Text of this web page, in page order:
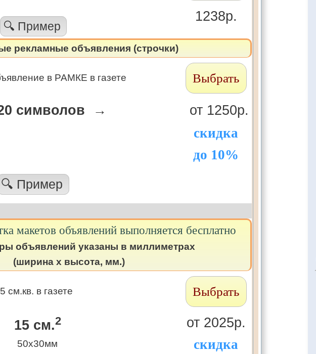
🔍 Пример
1238р.
рекламные объявления (строчки)
в РАМКЕ в газете Выбрать
символов →
от 1250р.
скидка
до 10%
🔍 Пример
макетов объявлений выполняется бесплатно
объявлений указаны в миллиметрах
(ширина х высота, мм.)
см.кв. в газете Выбрать
15 см.2
50х30мм
от 2025р.
скидка